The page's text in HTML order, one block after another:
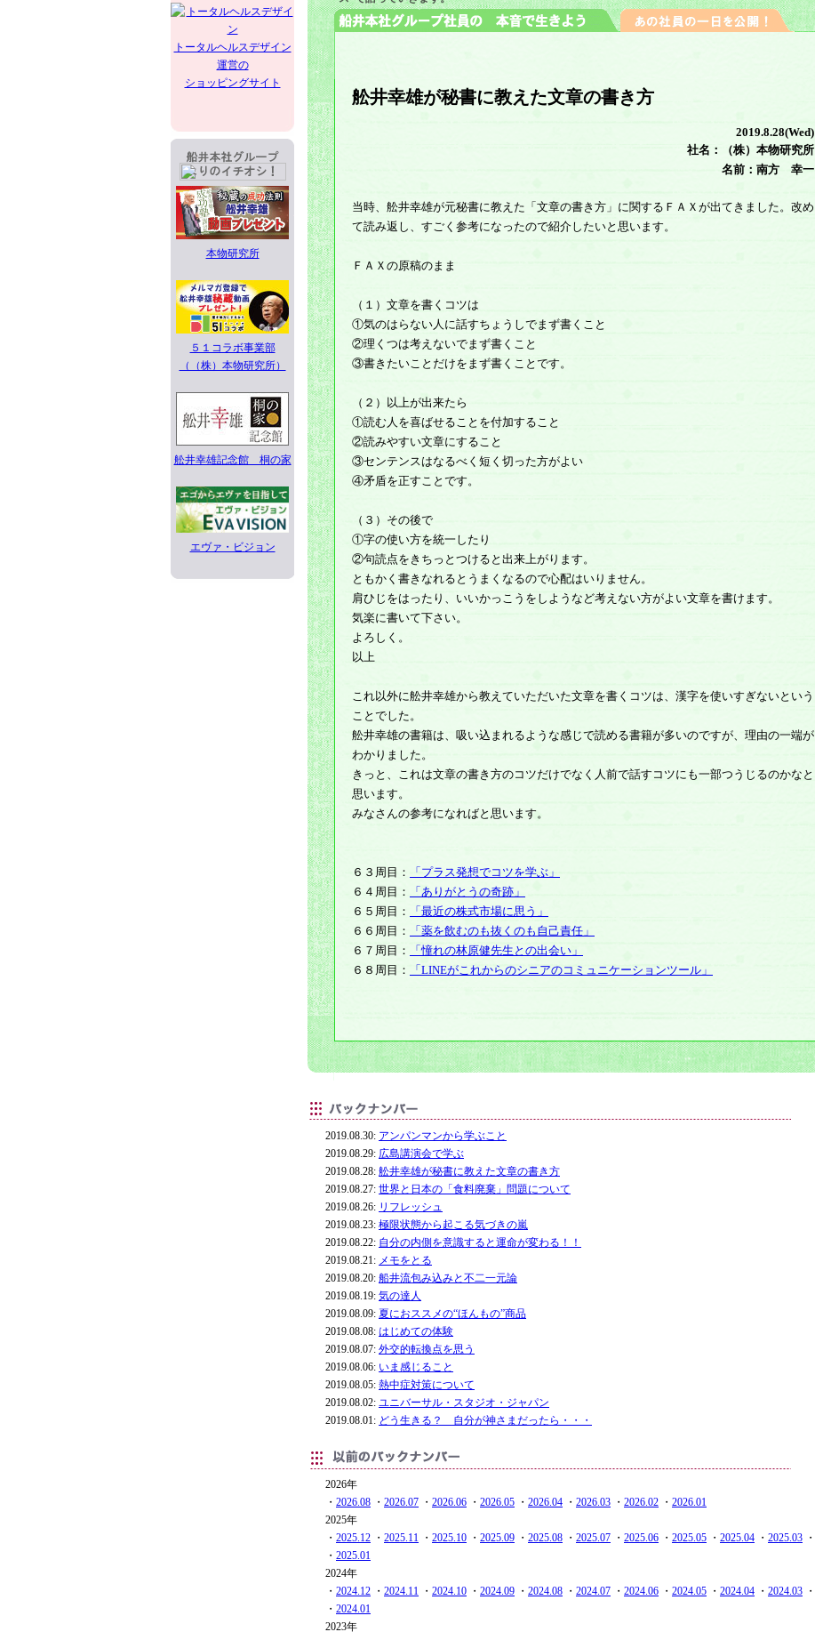
トータルヘルスデザイン
運営の
ショッピングサイト
本物研究所
５１コラボ事業部
（（株）本物研究所）
舩井幸雄記念館 桐の家
エヴァ・ビジョン
舩井幸雄が秘書に教えた文章の書き方
2019.8.28(Wed)
社名：（株）本物研究所
名前：南方 幸一
当時、舩井幸雄が元秘書に教えた「文章の書き方」に関するＦＡＸが出てきました。改め
て読み返し、すごく参考になったので紹介したいと思います。
ＦＡＸの原稿のまま
（１）文章を書くコツは
①気のはらない人に話すちょうしでまず書くこと
②理くつは考えないでまず書くこと
③書きたいことだけをまず書くことです。
（２）以上が出来たら
①読む人を喜ばせることを付加すること
②読みやすい文章にすること
③センテンスはなるべく短く切った方がよい
④矛盾を正すことです。
（３）その後で
①字の使い方を統一したり
②句読点をきちっとつけると出来上がります。
ともかく書きなれるとうまくなるので心配はいりません。
肩ひじをはったり、いいかっこうをしようなど考えない方がよい文章を書けます。
気楽に書いて下さい。
よろしく。
以上
これ以外に舩井幸雄から教えていただいた文章を書くコツは、漢字を使いすぎないという
ことでした。
舩井幸雄の書籍は、吸い込まれるような感じで読める書籍が多いのですが、理由の一端が
わかりました。
きっと、これは文章の書き方のコツだけでなく人前で話すコツにも一部つうじるのかなと
思います。
みなさんの参考になればと思います。
６３周目：
「プラス発想でコツを学ぶ」
６４周目：
「ありがとうの奇跡」
６５周目：
「最近の株式市場に思う」
６６周目：
「薬を飲むのも抜くのも自己責任」
６７周目：
「憧れの林原健先生との出会い」
６８周目：
「LINEがこれからのシニアのコミュニケーションツール」
2019.08.30: アンパンマンから学ぶこと
2019.08.29: 広島講演会で学ぶ
2019.08.28: 舩井幸雄が秘書に教えた文章の書き方
2019.08.27: 世界と日本の「食料廃棄」問題について
2019.08.26: リフレッシュ
2019.08.23: 極限状態から起こる気づきの嵐
2019.08.22: 自分の内側を意識すると運命が変わる！！
2019.08.21: メモをとる
2019.08.20: 船井流包み込みと不二一元論
2019.08.19: 気の達人
2019.08.09: 夏におススメの“ほんもの”商品
2019.08.08: はじめての体験
2019.08.07: 外交的転換点を思う
2019.08.06: いま感じること
2019.08.05: 熱中症対策について
2019.08.02: ユニバーサル・スタジオ・ジャパン
2019.08.01: どう生きる？ 自分が神さまだったら・・・
2026年
・ 2026.08 ・ 2026.07 ・ 2026.06 ・ 2026.05 ・ 2026.04 ・ 2026.03 ・ 2026.02 ・ 2026.01
2025年
・ 2025.12 ・ 2025.11 ・ 2025.10 ・ 2025.09 ・ 2025.08 ・ 2025.07 ・ 2025.06 ・ 2025.05 ・ 2025.04 ・ 2025.03 ・
・ 2025.01
2024年
・ 2024.12 ・ 2024.11 ・ 2024.10 ・ 2024.09 ・ 2024.08 ・ 2024.07 ・ 2024.06 ・ 2024.05 ・ 2024.04 ・ 2024.03 ・
・ 2024.01
2023年